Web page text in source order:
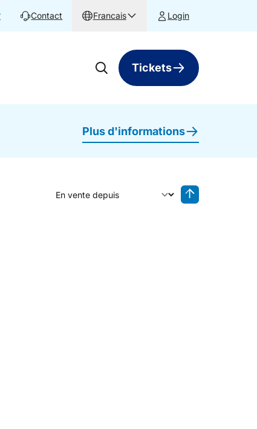
Contact Francais Login
Tickets
Plus d'informations
Trier par